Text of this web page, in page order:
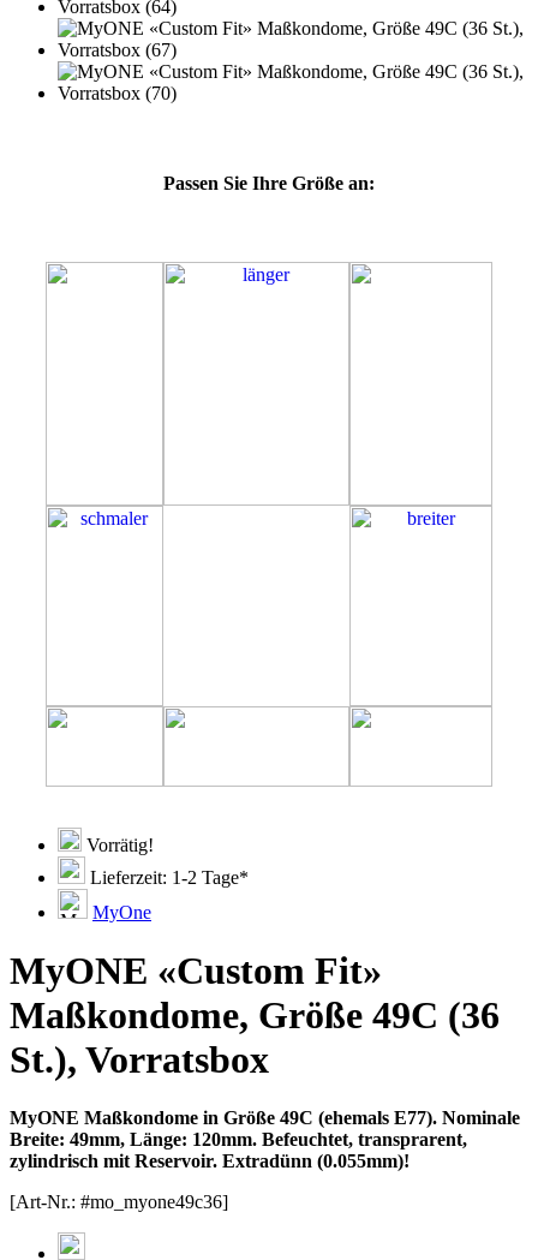
Passen Sie Ihre Größe an:
Vorrätig!
Lieferzeit: 1-2 Tage*
MyOne
MyONE «Custom Fit»
Maßkondome, Größe 49C (36
St.), Vorratsbox
MyONE Maßkondome in Größe 49C (ehemals E77). Nominale
Breite: 49mm, Länge: 120mm. Befeuchtet, transprarent,
zylindrisch mit Reservoir. Extradünn (0.055mm)!
[Art-Nr.: #mo_myone49c36]